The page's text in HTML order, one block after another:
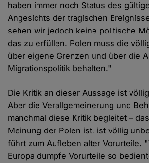
haben immer noch Status des
Angesichts der tragischen
sehen wir jedoch keine politische
das zu erfüllen. Polen muss die
über eigene Grenzen und über die
Migrationspolitik behalten."
Die Kritik an dieser Aussage ist
Aber die Verallgemeinerung und
manchmal diese Kritik begleitet –
Meinung der Polen ist, ist völlig
führt zum Aufleben alter Vorurteile.
Europa dumpfe Vorurteile so